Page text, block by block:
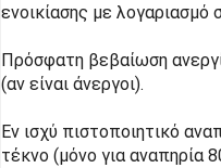
ενοικίασης με
Πρόσφατη βεβαίωση
(αν είναι άνεργοι).
Εν ισχύ πιστοποιητικό
τέκνο (μόνο για αναπηρία